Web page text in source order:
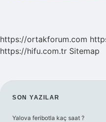
https://ortakforum.com
https://hifu.com.tr Sitemap
SIDEBAR
SON YAZILAR
Yalova feribotla kaç saat ?